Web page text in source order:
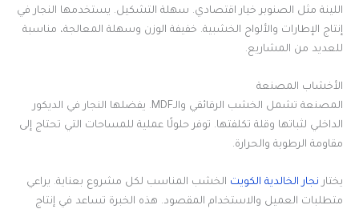
اللينة مثل الصنوبر خيار اقتصادي. سهلة التشكيل. يستخدمها النجار في
إنتاج الإطارات والألواح الخشبية. خفيفة الوزن وسهلة المعالجة، مناسبة
للعديد من المشاريع.
الأخشاب المصنعة
المصنعة تشمل الخشب الرقائقي والـMDF. يفضلها النجار في الديكور
الداخلي لثباتها وقلة تكلفتها. توفر حلولًا عملية للمساحات التي تحتاج إلى
مقاومة الرطوبة والحرارة.
يختار نجار الخالدية الكويت الخشب المناسب لكل مشروع بعناية. يراعي
متطلبات العميل والاستخدام المقصود. هذه الخبرة تساعد في إنتاج